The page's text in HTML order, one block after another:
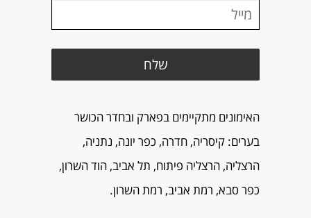
האימונים מתקיימים בפארק ובחדר הכושר
בערים: קיסריה, חדרה, כפר יונה, נתניה,
הרצליה, הרצליה פיתוח, תל אביב, הוד השרון,
כפר סבא, רמת אביב, רמת השרון.